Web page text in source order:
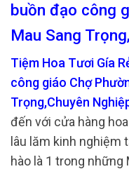
buồn đạo công
Mau Sang
Tiệm Hoa Tươi Gía
công giáo Chợ
Trọng,Chuyên
đến với cửa hàng
lâu lăm kinh nghiệm
hào là 1 trong